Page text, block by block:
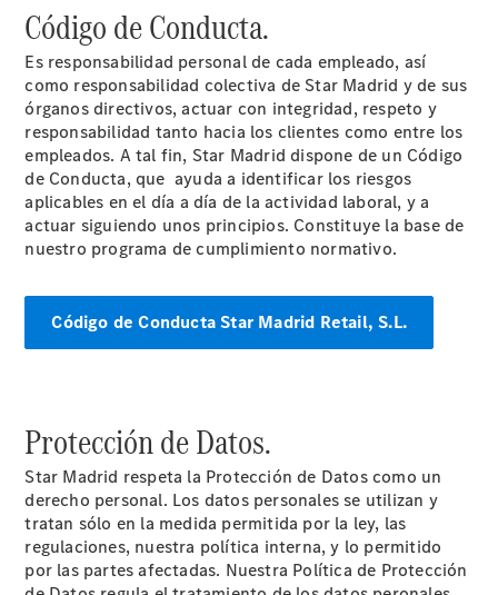
al mundo
Mercedes-
AMG
Presente y
futuro de
AMG
Un hombre.
Un motor
Información
básica
Protección
Star Madrid
Actualidad
Código de Conducta.
Es responsabilidad personal de cada empleado, así
como responsabilidad colectiva de Star Madrid y de sus
órganos directivos, actuar con integridad, respeto y
responsabilidad tanto hacia los clientes como entre los
empleados. A tal fin, Star Madrid dispone de un Código
de Conducta, que ayuda a identificar los riesgos
aplicables en el día a día de la actividad laboral, y a
actuar siguiendo unos principios. Constituye la base de
nuestro programa de cumplimiento normativo.
Código de Conducta Star Madrid Retail, S.L.
Protección de Datos.
Star Madrid respeta la Protección de Datos como un
derecho personal. Los datos personales se utilizan y
tratan sólo en la medida permitida por la ley, las
regulaciones, nuestra política interna, y lo permitido
por las partes afectadas. Nuestra Política de Protección